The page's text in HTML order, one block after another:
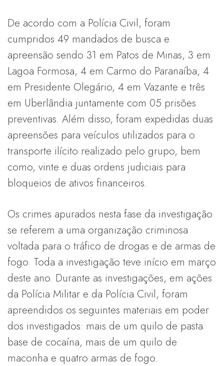
De acordo com a Polícia Civil, foram
cumpridos 49 mandados de busca e
apreensão sendo 31 em Patos de Minas, 3 em
Lagoa Formosa, 4 em Carmo do Paranaíba, 4
em Presidente Olegário, 4 em Vazante e três
em Uberlândia juntamente com 05 prisões
preventivas. Além disso, foram expedidas duas
apreensões para veículos utilizados para o
transporte ilícito realizado pelo grupo, bem
como, vinte e duas ordens judiciais para
bloqueios de ativos financeiros.
Os crimes apurados nesta fase da investigação
se referem a uma organização criminosa
voltada para o tráfico de drogas e de armas de
fogo. Toda a investigação teve início em março
deste ano. Durante as investigações, em ações
da Polícia Militar e da Polícia Civil, foram
apreendidos os seguintes materiais em poder
dos investigados: mais de um quilo de pasta
base de cocaína, mais de um quilo de
maconha e quatro armas de fogo.